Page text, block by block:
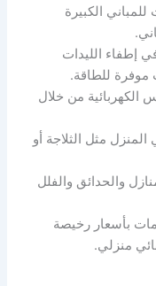
الكبيرة
إطفاء الليدات
موفرة للطاقة.
الكهربائية من خلال
مثل الثلاجة أو
والحدائق والفلل
بأسعار رخيصة
منزلي.